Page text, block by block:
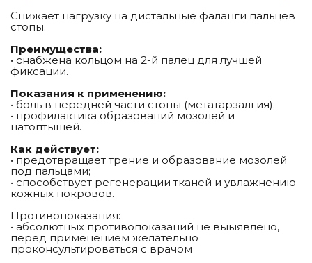
Снижает нагрузку на дистальные фаланги пальцев
стопы.
Преимущества:
• снабжена кольцом на 2-й палец для лучшей
фиксации.
Показания к применению:
• боль в передней части стопы (метатарзалгия);
• профилактика образований мозолей и
натоптышей.
Как действует:
• предотвращает трение и образование мозолей
под пальцами;
• способствует регенерации тканей и увлажнению
кожных покровов.
Противопоказания:
• абсолютных противопоказаний не выыявлено,
перед применением желательно
проконсультироваться с врачом